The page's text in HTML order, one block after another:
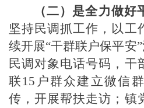
（二）是全力做好
坚持民调抓工作，以工
续开展“干群联户保平安
民调对象电话号码，干
联15户群众建立微信
传，开展帮扶走访；镇